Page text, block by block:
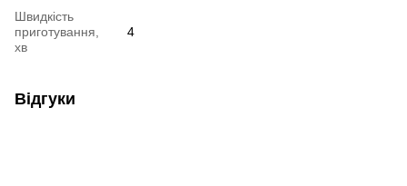
Швидкість
приготування,
хв
4
Відгуки